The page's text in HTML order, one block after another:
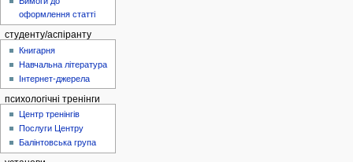
оформлення статті
студенту/аспіранту
Книгарня
Навчальна література
Інтернет-джерела
психологічні тренінги
Центр тренінгів
Послуги Центру
Балінтовська група